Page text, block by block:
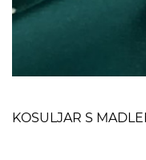
KOSULJAR S